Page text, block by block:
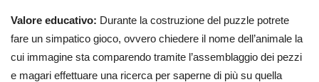
Valore educativo: Durante la costruzione del puzzle potrete
fare un simpatico gioco, ovvero chiedere il nome dell’animale la
cui immagine sta comparendo tramite l’assemblaggio dei pezzi
e magari effettuare una ricerca per saperne di più su quella